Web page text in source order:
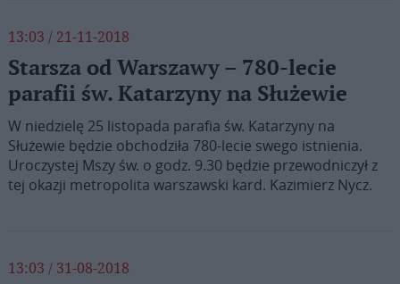
13:03 / 21-11-2018
Starsza od Warszawy – 780-lecie
parafii św. Katarzyny na Służewie
W niedzielę 25 listopada parafia św. Katarzyny na
Służewie będzie obchodziła 780-lecie swego istnienia.
Uroczystej Mszy św. o godz. 9.30 będzie przewodniczył z
tej okazji metropolita warszawski kard. Kazimierz Nycz.
13:03 / 31-08-2018